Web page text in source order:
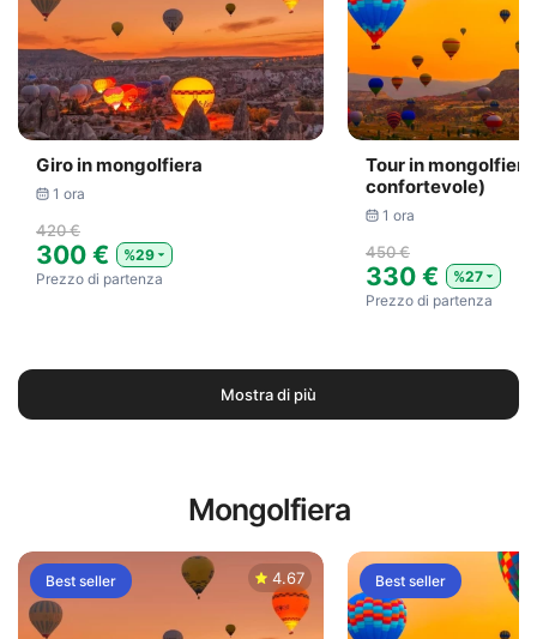
Giro in mongolfiera
1 ora
420 €
300 €
%29
Prezzo di partenza
Tour in
confortevole)
1 ora
450 €
330 €
%27
Prezzo di partenza
Mostra di più
Mongolfiera
Best seller 4.67 Best seller